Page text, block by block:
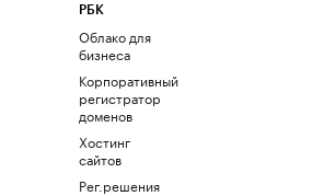
РБК
Облако для
бизнеса
Корпоративный
регистратор
доменов
Хостинг
сайтов
Рег.решения